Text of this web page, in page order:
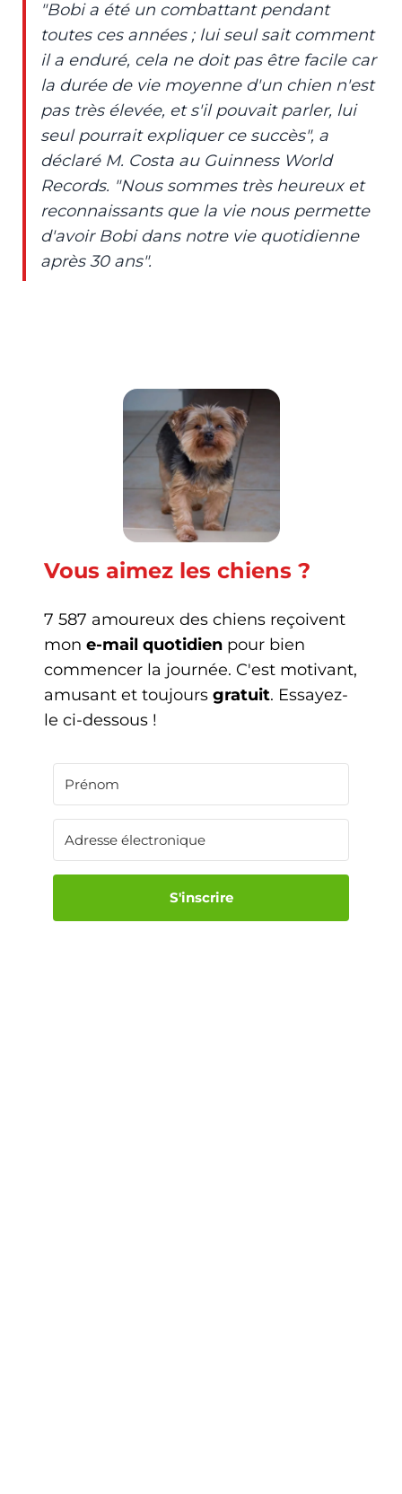
"Bobi a été un combattant pendant
toutes ces années ; lui seul sait comment
il a enduré, cela ne doit pas être facile car
la durée de vie moyenne d'un chien n'est
pas très élevée, et s'il pouvait parler, lui
seul pourrait expliquer ce succès", a
déclaré M. Costa au Guinness World
Records. "Nous sommes très heureux et
reconnaissants que la vie nous permette
d'avoir Bobi dans notre vie quotidienne
après 30 ans".
Vous aimez les chiens ?
7 587 amoureux des chiens reçoivent
mon e-mail quotidien pour bien
commencer la journée. C'est motivant,
amusant et toujours gratuit. Essayez-
le ci-dessous !
S'inscrire